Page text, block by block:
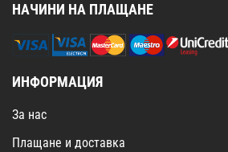
НАЧИНИ НА ПЛАЩАНЕ
ИНФОРМАЦИЯ
За нас
Плащане и доставка